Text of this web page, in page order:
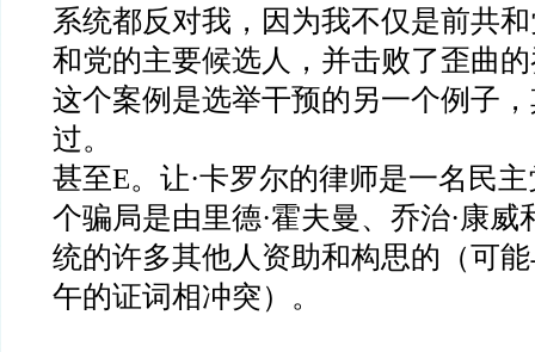
系统都反对我，因为我不仅是前共
和党的主要候选人，并击败了歪曲的
这个案例是选举干预的另一个例子
过。
甚至E。让·卡罗尔的律师是一名民
个骗局是由里德·霍夫曼、乔治·康威
统的许多其他人资助和构思的（可
午的证词相冲突）。